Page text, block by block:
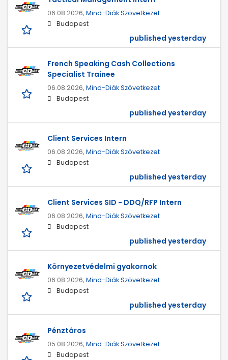
06.08.2026, Mind-Diák Szövetkezet
Budapest
published yesterday
French Speaking Cash Collections
Specialist Trainee
06.08.2026, Mind-Diák Szövetkezet
Budapest
published yesterday
Client Services Intern
06.08.2026, Mind-Diák Szövetkezet
Budapest
published yesterday
Client Services SID - DDQ/RFP Intern
06.08.2026, Mind-Diák Szövetkezet
Budapest
published yesterday
Környezetvédelmi gyakornok
06.08.2026, Mind-Diák Szövetkezet
Budapest
published yesterday
Pénztáros
05.08.2026, Mind-Diák Szövetkezet
Budapest